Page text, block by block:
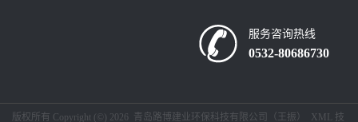
服务咨询热线
0532-80686730
版权所有 Copyright (©) 2026 青岛路博建业环保科技有限公司（王振） XML 技